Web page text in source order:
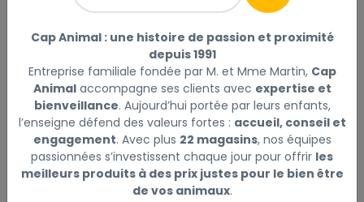
DescriptionLaisser un avis
Découvrez la litière agglomérante Sandy à la délicate
senteur Poudre de Bébé, conçue pour offrir une
expérience unique et agréable à votre chat et à
vous-même. Grâce à ses granulés fins (0.5-1.5 mm)
en bentonite de sodium 100% naturelle, cette litière
allie performance et douceur.
Sa formule innovante diffuse subtilement une odeur
Cap Animal : une histoire de passion et proximité
depuis 1991
Entreprise familiale fondée par M. et Mme Martin, Cap
Animalaccompagne ses clients avec expertise et
bienveillance. Aujourd’hui portée par leurs enfants,
l’enseigne défend des valeurs fortes : accueil, conseil et
engagement. Avec plus 22 magasins, nos équipes
passionnées s’investissent chaque jour pour offrir les
meilleurs produits à des prix justes pour le bien être
de vos animaux.